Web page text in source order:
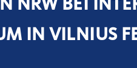
NRW BEI
IN VILNIUS